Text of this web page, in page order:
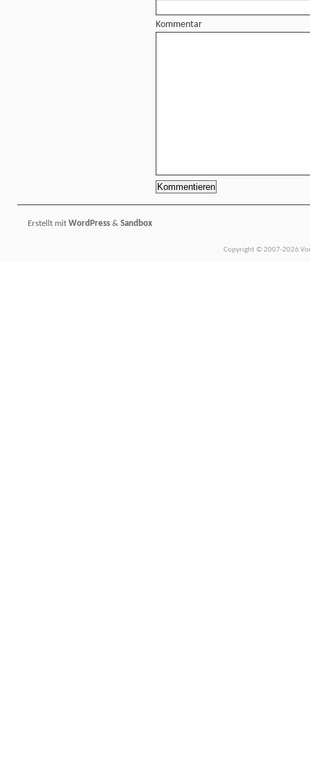
Kommentar
Erstellt mit WordPress & Sandbox
Copyright © 2007-2026